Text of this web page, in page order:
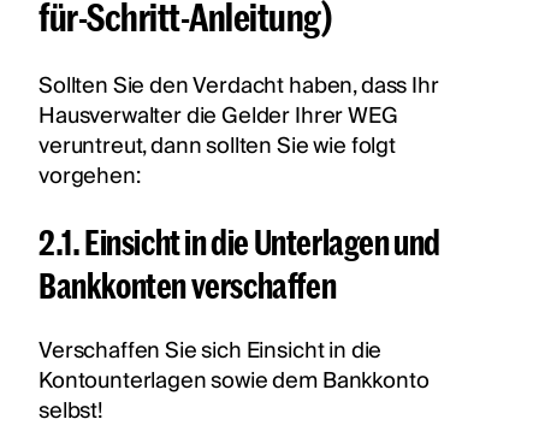
für-Schritt-Anleitung)
Sollten Sie den Verdacht haben, dass Ihr
Hausverwalter die Gelder Ihrer WEG
veruntreut, dann sollten Sie wie folgt
vorgehen:
2.1. Einsicht in die Unterlagen und
Bankkonten verschaffen
Verschaffen Sie sich Einsicht in die
Kontounterlagen sowie dem Bankkonto
selbst!